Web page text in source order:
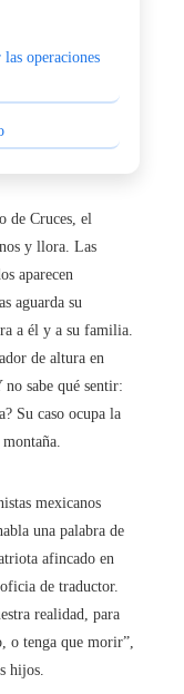
operaciones
de Cruces, el
y llora. Las
aparecen
aguarda su
a él y a su familia.
de altura en
no sabe qué sentir:
Su caso ocupa la
montaña.
mexicanos
una palabra de
afincado en
de traductor.
realidad, para
o tenga que morir”,
hijos.